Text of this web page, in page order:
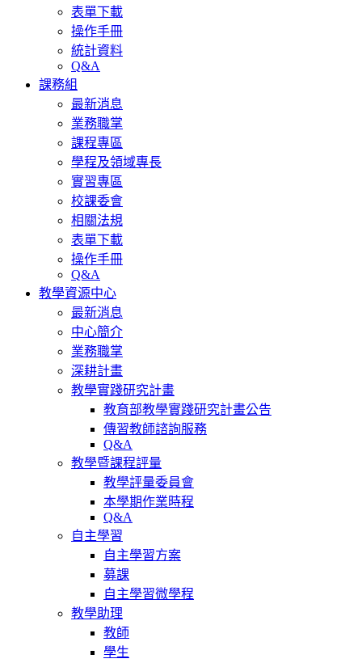
表單下載
操作手冊
統計資料
Q&A
課務組
最新消息
業務職掌
課程專區
學程及領域專長
實習專區
校課委會
相關法規
表單下載
操作手冊
Q&A
教學資源中心
最新消息
中心簡介
業務職掌
深耕計畫
教學實踐研究計畫
教育部教學實踐研究計畫公告
傳習教師諮詢服務
Q&A
教學暨課程評量
教學評量委員會
本學期作業時程
Q&A
自主學習
自主學習方案
募課
自主學習微學程
教學助理
教師
學生